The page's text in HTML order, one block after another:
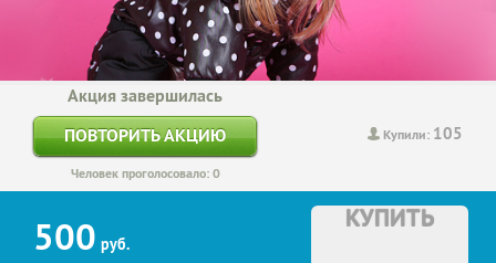
Купили: 105
Акция завершилась
ПОВТОРИТЬ АКЦИЮ
Человек проголосовало: 0
500 руб.
КУПИТЬ